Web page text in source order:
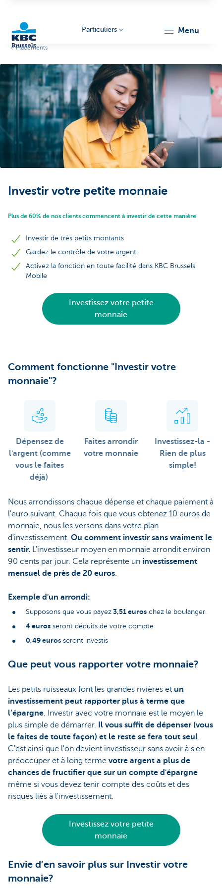
Particuliers menu
Placements
Investir votre petite monnaie
Plus de 60% de nos clients commencent à investir de cette manière
Investir de très petits montants
Gardez le contrôle de votre argent
Activez la fonction en toute facilité dans KBC Brussels
Mobile
Investissez votre petite
monnaie
Comment fonctionne "Investir votre
monnaie"?
Dépensez de
l'argent (comme
vous le faites
déjà)
Faites arrondir
votre monnaie
Investissez-la -
Rien de plus
simple!
Nous arrondissons chaque dépense et chaque paiement à
l'euro suivant. Chaque fois que vous obtenez 10 euros de
monnaie, nous les versons dans votre plan
d'investissement. Ou comment investir sans vraiment le
sentir. L'investisseur moyen en monnaie arrondit environ
90 cents par jour. Cela représente un investissement
mensuel de près de 20 euros.
Exemple d'un arrondi:
Supposons que vous payez 3,51 euros chez le boulanger.
4 euros seront déduits de votre compte
0,49 euros seront investis
Que peut vous rapporter votre monnaie?
Les petits ruisseaux font les grandes rivières et un
investissement peut rapporter plus à terme que
l’épargne. Investir avec votre monnaie est le moyen le
plus simple de démarrer.
Il vous suffit de dépenser (vous
le faites de toute façon) et le reste se fera tout seul.
C'est ainsi que l'on devient investisseur sans avoir à s'en
préoccuper et à long terme votre argent a plus de
chances de fructifier que sur un compte d'épargne
même si vous devez tenir compte des coûts et des
risques liés à l'investissement.
Investissez votre petite
monnaie
Envie d’en savoir plus sur Investir votre
monnaie?